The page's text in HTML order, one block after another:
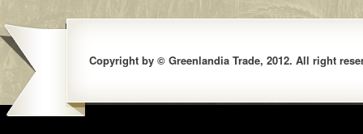
Copyright by © Greenlandia Trade, 2012. All right